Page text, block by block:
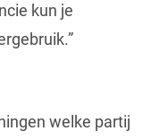
kun je
welke partij